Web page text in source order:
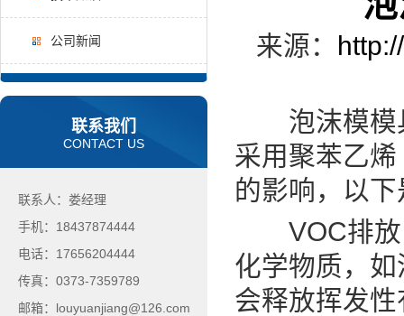
公司新闻
联系我们
CONTACT US
联系人：娄经理
手机：18437874444
电话：17656204444
传真：0373-7359789
邮箱：louyuanjiang@126.com
来源：
泡沫模模具
采用聚苯乙
的影响，以
VOC排放
化学物质，
会释放挥发